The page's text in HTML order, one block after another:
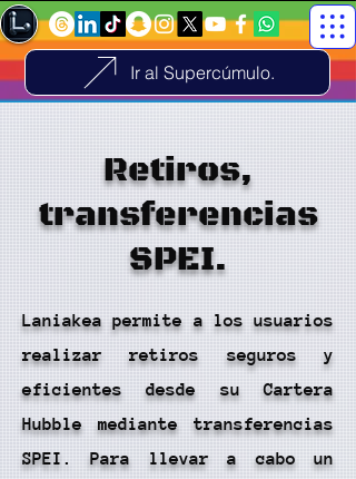
Ir al Supercúmulo.
Retiros,
transferencias
SPEI.
Laniakea permite a los usuarios
realizar retiros seguros y
eficientes desde su Cartera
Hubble mediante transferencias
SPEI. Para llevar a cabo un